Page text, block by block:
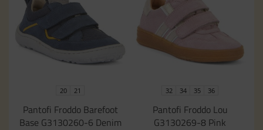
20 21
Pantofi Froddo Barefoot
Base G3130260-6 Denim
32 34 35 36
Pantofi Froddo Lou
G3130269-8 Pink